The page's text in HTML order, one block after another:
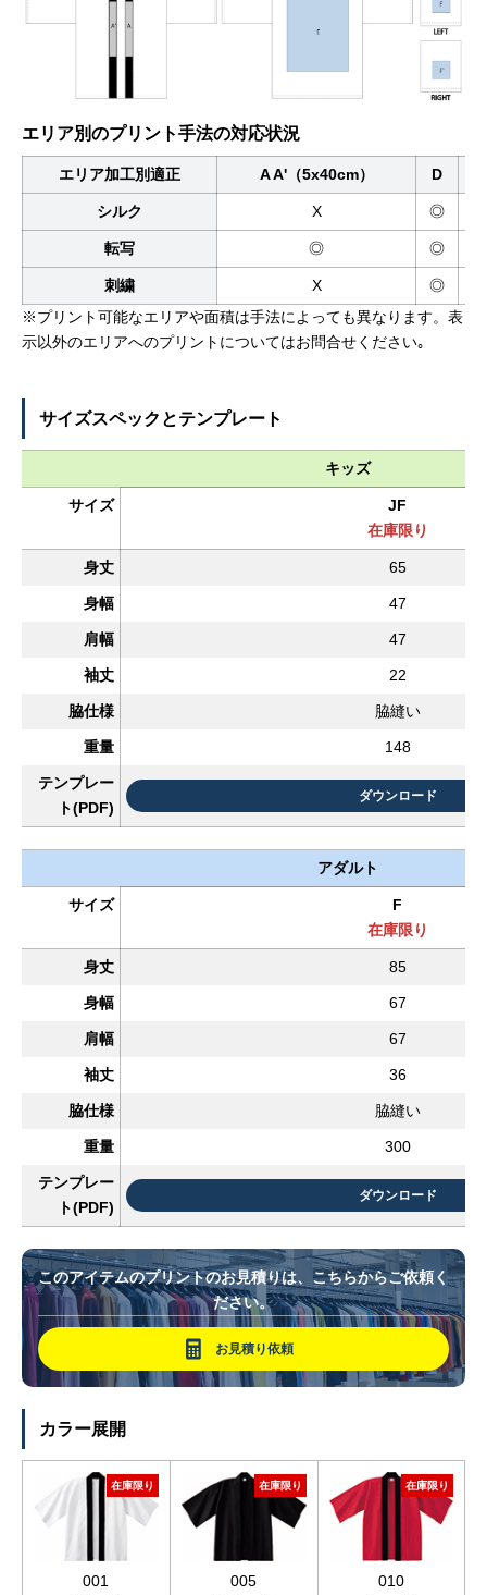
エリア別のプリント手法の対応状況
エリア加工別適正 A A'（5x40cm） D
シルク X ◎
転写 ◎ ◎
刺繍 X
◎
※プリント可能なエリアや面積は手法によっても異なります。表
示以外のエリアへのプリントについてはお問合せください｡
サイズスペックとテンプレート
キッズ
サイズ
JF
在庫限り
身丈 65
身幅 47
肩幅 47
袖丈 22
脇仕様 脇縫い
重量 148
テンプレー
ト(PDF)
ダウンロード
アダルト
サイズ
F
在庫限り
身丈 85
身幅 67
肩幅 67
袖丈 36
脇仕様 脇縫い
重量 300
テンプレー
ト(PDF)
ダウンロード
このアイテムのプリントのお見積りは、こちらからご依頼く
ださい。
お見積り依頼
カラー展開
在庫限り
001
在庫限り
005
在庫限り
010